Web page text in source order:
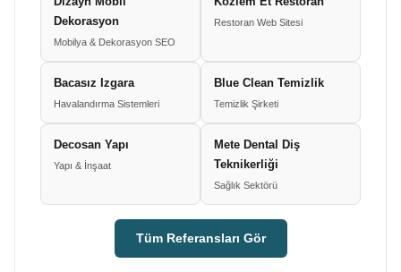
Dekorasyon
Mobilya & Dekorasyon SEO
Restoran Web Sitesi
Bacasız Izgara
Havalandırma Sistemleri
Blue Clean Temizlik
Temizlik Şirketi
Decosan Yapı
Yapı & İnşaat
Mete Dental Diş
Teknikerliği
Sağlık Sektörü
Tüm Referansları Gör